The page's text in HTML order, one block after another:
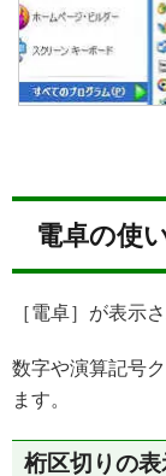
電卓の使
［電卓］が表示
数字や演算記号
ます。
桁区切りの